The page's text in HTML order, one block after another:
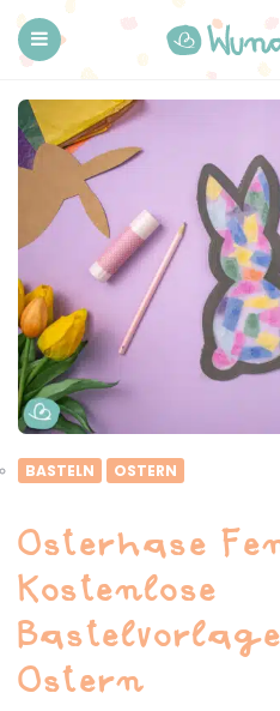
BASTELN OSTERN
Osterhase
Kostenlose
Ostern